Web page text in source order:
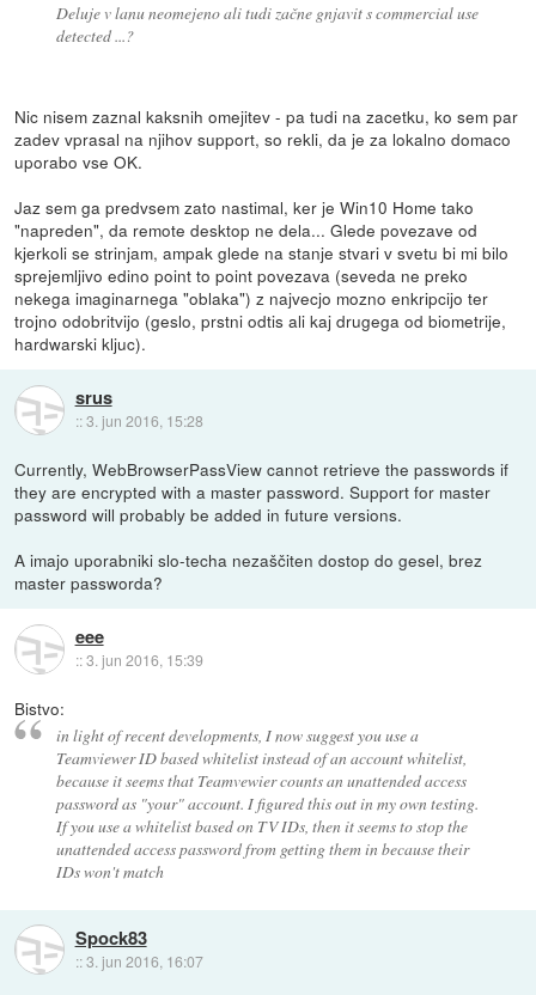
Deluje v lanu neomejeno ali tudi začne gnjavit s commercial use
detected ...?
Nic nisem zaznal kaksnih omejitev - pa tudi na zacetku, ko sem par
zadev vprasal na njihov support, so rekli, da je za lokalno domaco
uporabo vse OK.
Jaz sem ga predvsem zato nastimal, ker je Win10 Home tako
"napreden", da remote desktop ne dela... Glede povezave od
kjerkoli se strinjam, ampak glede na stanje stvari v svetu bi mi bilo
sprejemljivo edino point to point povezava (seveda ne preko
nekega imaginarnega "oblaka") z najvecjo mozno enkripcijo ter
trojno odobritvijo (geslo, prstni odtis ali kaj drugega od biometrije,
hardwarski kljuc).
srus
::3. jun 2016, 15:28
Currently, WebBrowserPassView cannot retrieve the passwords if
they are encrypted with a master password. Support for master
password will probably be added in future versions.
A imajo uporabniki slo-techa nezaščiten dostop do gesel, brez
master passworda?
eee
::3. jun 2016, 15:39
Bistvo:
in light of recent developments, I now suggest you use a
Teamviewer ID based whitelist instead of an account whitelist,
because it seems that Teamvewier counts an unattended access
password as "your" account. I figured this out in my own testing.
If you use a whitelist based on TV IDs, then it seems to stop the
unattended access password from getting them in because their
IDs won't match
Spock83
::3. jun 2016, 16:07